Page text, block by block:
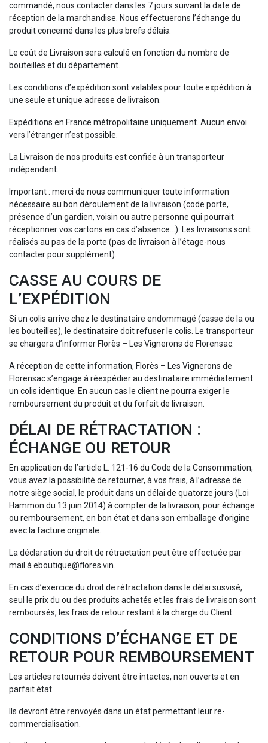
commandé, nous contacter dans les 7 jours suivant la date de
réception de la marchandise. Nous effectuerons l’échange du
produit concerné dans les plus brefs délais.
Le coût de Livraison sera calculé en fonction du nombre de
bouteilles et du département.
Les conditions d’expédition sont valables pour toute expédition à
une seule et unique adresse de livraison.
Expéditions en France métropolitaine uniquement. Aucun envoi
vers l’étranger n’est possible.
La Livraison de nos produits est confiée à un transporteur
indépendant.
Important : merci de nous communiquer toute information
nécessaire au bon déroulement de la livraison (code porte,
présence d’un gardien, voisin ou autre personne qui pourrait
réceptionner vos cartons en cas d’absence…). Les livraisons sont
réalisés au pas de la porte (pas de livraison à l’étage-nous
contacter pour supplément).
CASSE AU COURS DE
L’EXPÉDITION
Si un colis arrive chez le destinataire endommagé (casse de la ou
les bouteilles), le destinataire doit refuser le colis. Le transporteur
se chargera d’informer Florès – Les Vignerons de Florensac.
A réception de cette information, Florès – Les Vignerons de
Florensac s’engage à réexpédier au destinataire immédiatement
un colis identique. En aucun cas le client ne pourra exiger le
remboursement du produit et du forfait de livraison.
DÉLAI DE RÉTRACTATION :
ÉCHANGE OU RETOUR
En application de l’article L. 121-16 du Code de la Consommation,
vous avez la possibilité de retourner, à vos frais, à l’adresse de
notre siège social, le produit dans un délai de quatorze jours (Loi
Hammon du 13 juin 2014) à compter de la livraison, pour échange
ou remboursement, en bon état et dans son emballage d’origine
avec la facture originale.
La déclaration du droit de rétractation peut être effectuée par
mail à eboutique@flores.vin.
En cas d’exercice du droit de rétractation dans le délai susvisé,
seul le prix du ou des produits achetés et les frais de livraison sont
remboursés, les frais de retour restant à la charge du Client.
CONDITIONS D’ÉCHANGE ET DE
RETOUR POUR REMBOURSEMENT
Les articles retournés doivent être intactes, non ouverts et en
parfait état.
Ils devront être renvoyés dans un état permettant leur re-
commercialisation.